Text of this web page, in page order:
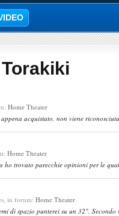
Home Theater
acquistato, non viene
Home Theater
ho trovato parecchie opinioni per le
in forum: Home Theater
di spazio punterei su un 32".